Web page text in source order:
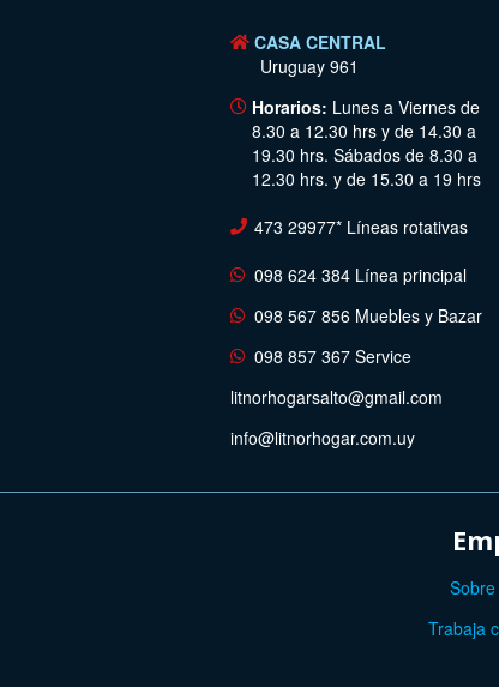
CASA CENTRAL
Uruguay 961
Horarios: Lunes a Viernes de
8.30 a 12.30 hrs y de 14.30 a
19.30 hrs. Sábados de 8.30 a
12.30 hrs. y de 15.30 a 19 hrs
473 29977* Líneas rotativas
098 624 384 Línea principal
098 567 856 Muebles y Bazar
098 857 367 Service
litnorhogarsalto@gmail.com
info@litnorhogar.com.uy
Trabaja